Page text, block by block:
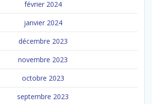
février 2024
janvier 2024
décembre 2023
novembre 2023
octobre 2023
septembre 2023